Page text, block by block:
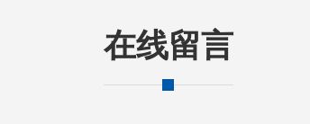
在线留言